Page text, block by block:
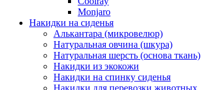
Monjaro
Накидки на сиденья
Алькантара (микровелюр)
Натуральная овчина (шкура)
Натуральная шерсть (основа ткань)
Накидки из экокожи
Накидки на спинку сиденья
Накидки для перевозки животных